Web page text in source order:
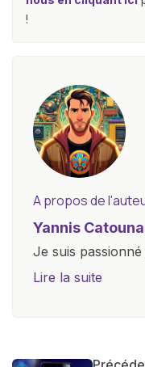
!
A propos de
Yannis
Je suis
plus jeune âge.
Lire la suite